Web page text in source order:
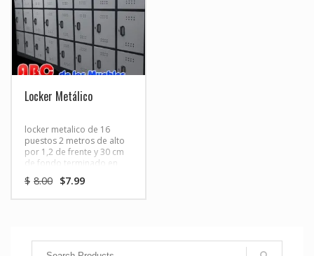
Locker Metálico
locker metalico de 16
puestos 2 metros de alto
por 1,2 de frente y 30 cm
de fondo terminado en
pintura electrostática
colores varios
$ 8.00 El
$7.99El